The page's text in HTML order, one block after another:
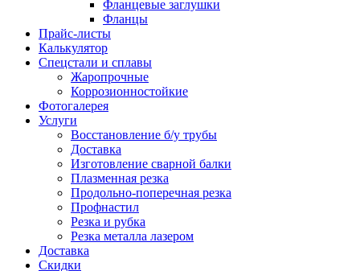
Фланцевые заглушки
Фланцы
Прайс-листы
Калькулятор
Спецстали и сплавы
Жаропрочные
Коррозионностойкие
Фотогалерея
Услуги
Восстановление б/у трубы
Доставка
Изготовление сварной балки
Плазменная резка
Продольно-поперечная резка
Профнастил
Резка и рубка
Резка металла лазером
Доставка
Скидки